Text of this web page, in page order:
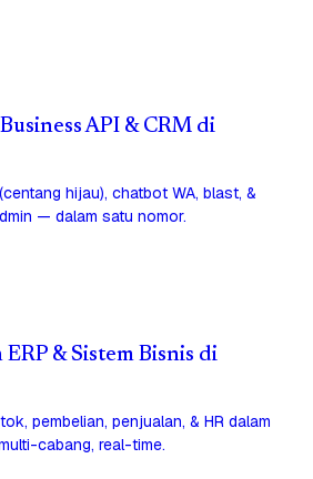
API & CRM di
hijau), chatbot WA, blast, &
— dalam satu nomor.
ERP & Sistem Bisnis di
pembelian, penjualan, & HR dalam
cabang, real-time.